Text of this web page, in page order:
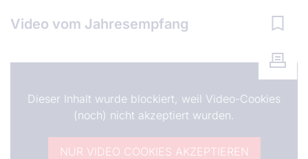
Video vom Jahresempfang
Dieser Inhalt wurde blockiert, weil Video-Cookies
(noch) nicht akzeptiert wurden.
NUR VIDEO COOKIES AKZEPTIEREN